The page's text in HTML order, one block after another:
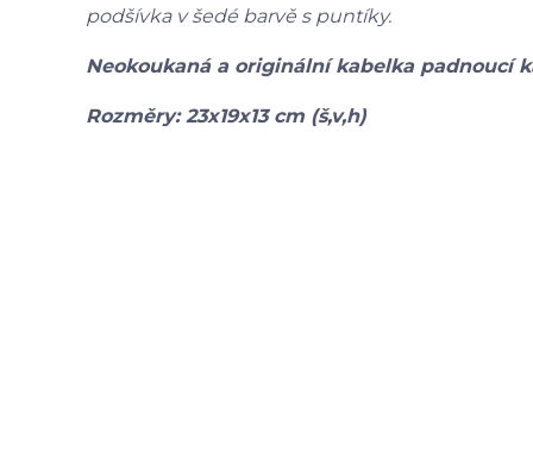
podšívka v šedé barvě s puntíky.
Neokoukaná a originální kabelka padnoucí
Rozměry: 23x19x13 cm (š,v,h)